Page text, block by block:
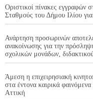
Οριστικοί πίνακες εγγραφών
Σταθμούς του Δήμου Ιλίου
Ανάρτηση προσωρινών
ανακοίνωσης για την
σχολικών μονάδων,
Άμεση η επιχειρησιακή
στα έντονα καιρικά
Αττική